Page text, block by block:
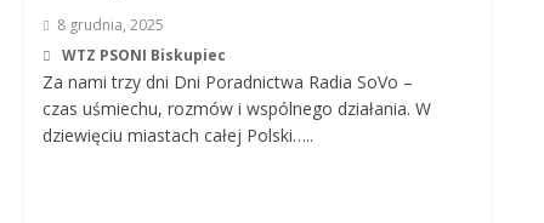
8 grudnia, 2025
WTZ PSONI Biskupiec
Za nami trzy dni Dni Poradnictwa Radia SoVo –
czas uśmiechu, rozmów i wspólnego działania. W
dziewięciu miastach całej Polski…..